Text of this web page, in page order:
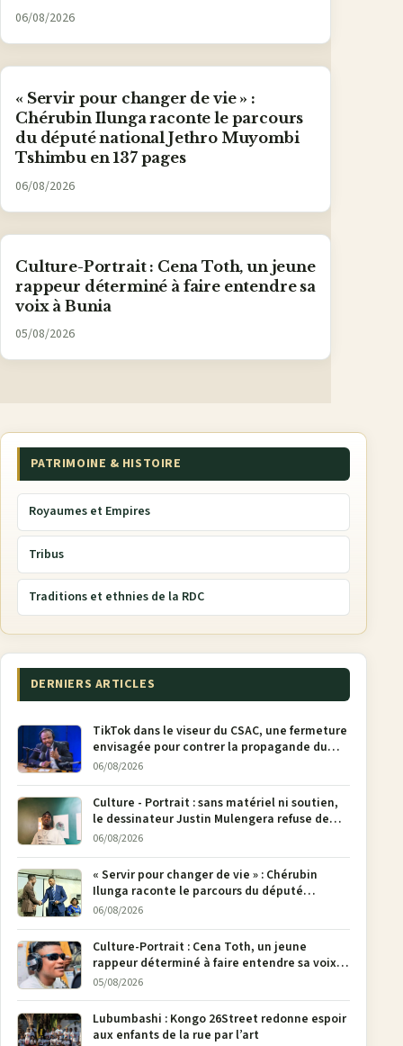
06/08/2026
« Servir pour changer de vie » :
Chérubin Ilunga raconte le parcours
du député national Jethro Muyombi
Tshimbu en 137 pages
06/08/2026
Culture-Portrait : Cena Toth, un jeune
rappeur déterminé à faire entendre sa
voix à Bunia
05/08/2026
PATRIMOINE & HISTOIRE
Royaumes et Empires
Tribus
Traditions et ethnies de la RDC
DERNIERS ARTICLES
TikTok dans le viseur du CSAC, une fermeture
envisagée pour contrer la propagande du
M23
06/08/2026
Culture - Portrait : sans matériel ni soutien,
le dessinateur Justin Mulengera refuse de
poser son crayon
06/08/2026
« Servir pour changer de vie » : Chérubin
Ilunga raconte le parcours du député
national Jethro Muyombi Tshimbu en 137
06/08/2026
Culture-Portrait : Cena Toth, un jeune
rappeur déterminé à faire entendre sa voix à
Bunia
05/08/2026
Lubumbashi : Kongo 26Street redonne espoir
aux enfants de la rue par l’art